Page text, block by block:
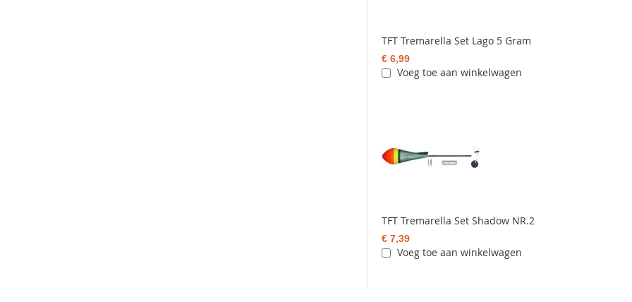
TFT Tremarella Set Lago 5 Gram
€ 6,99
Voeg toe aan winkelwagen
TFT Tremarella Set Shadow NR.2
€ 7,39
Voeg toe aan winkelwagen